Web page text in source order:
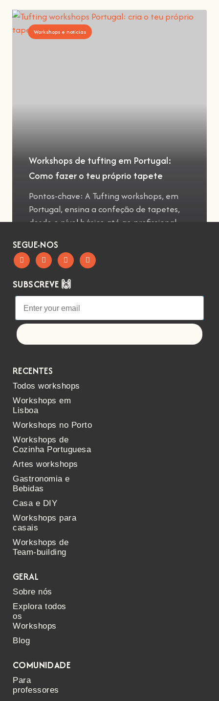
Workshops e notícias
Workshops de tufting em Portugal:
Como fazer o teu próprio tapete
Pontos-chave: A Tufting workshops, em
Portugal, ensina a confeção de tapetes,
desde o nível básico até ao profissional
SEGUE-NOS
SUBSCREVE 🙌
RECENTES
Todos workshops
Workshops em
Lisboa
Workshops no Porto
Workshops de
Cozinha Portuguesa
Artes workshops
Gastronomia e
Bebidas
Casa e DIY
Workshops para
casais
Workshops de
Team-building
GERAL
Sobre nós
Explora todos
os
Workshops
Blog
COMUNIDADE
Para
professores